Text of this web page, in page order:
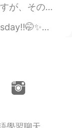
ます。 それで、今日はかったら、大切な体脂肪...
are cherished 😂😂✨